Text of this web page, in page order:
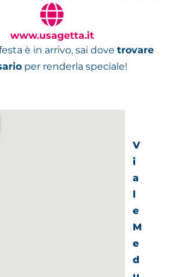
www.usagetta.it
è in arrivo, sai dovetrovare
per renderla speciale!
V
i
a
l
e
M
e
d